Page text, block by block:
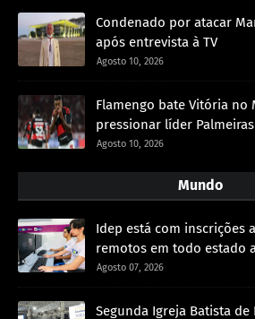
Condenado por atacar
após entrevista à TV
Agosto 10, 2026
Flamengo bate Vitória no
pressionar líder Palmeiras
Agosto 10, 2026
Mundo
Idep está com inscrições
remotos em todo estado
Agosto 07, 2026
Segunda Igreja Batista